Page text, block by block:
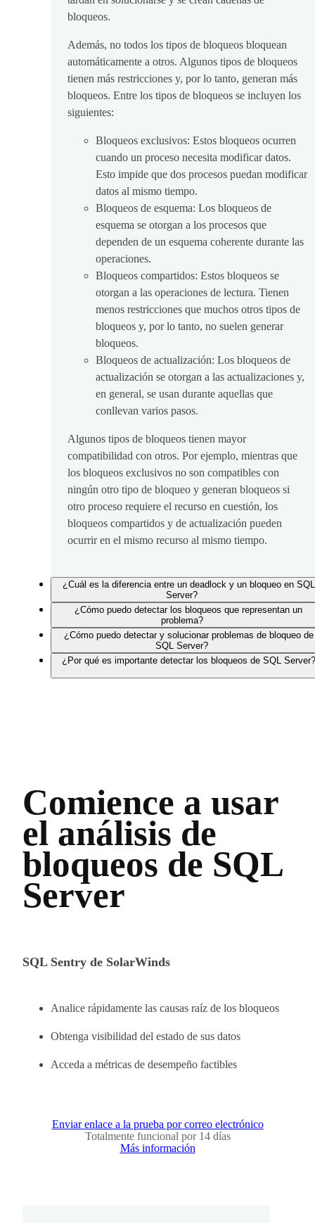
bloqueos.
Además, no todos los tipos de bloqueos bloquean
automáticamente a otros. Algunos tipos de bloqueos
tienen más restricciones y, por lo tanto, generan más
bloqueos. Entre los tipos de bloqueos se incluyen los
siguientes:
Bloqueos exclusivos: Estos bloqueos ocurren
cuando un proceso necesita modificar datos.
Esto impide que dos procesos puedan modificar
datos al mismo tiempo.
Bloqueos de esquema: Los bloqueos de
esquema se otorgan a los procesos que
dependen de un esquema coherente durante las
operaciones.
Bloqueos compartidos: Estos bloqueos se
otorgan a las operaciones de lectura. Tienen
menos restricciones que muchos otros tipos de
bloqueos y, por lo tanto, no suelen generar
bloqueos.
Bloqueos de actualización: Los bloqueos de
actualización se otorgan a las actualizaciones y,
en general, se usan durante aquellas que
conllevan varios pasos.
Algunos tipos de bloqueos tienen mayor
compatibilidad con otros. Por ejemplo, mientras que
los bloqueos exclusivos no son compatibles con
ningún otro tipo de bloqueo y generan bloqueos si
otro proceso requiere el recurso en cuestión, los
bloqueos compartidos y de actualización pueden
ocurrir en el mismo recurso al mismo tiempo.
¿Cuál es la diferencia entre un deadlock y un bloqueo en SQL
Server?
¿Cómo puedo detectar los bloqueos que representan un
problema?
¿Cómo puedo detectar y solucionar problemas de bloqueo de
SQL Server?
¿Por qué es importante detectar los bloqueos de SQL Server?
Comience a usar
el análisis de
bloqueos de SQL
Server
SQL Sentry de SolarWinds
Analice rápidamente las causas raíz de los bloqueos
Obtenga visibilidad del estado de sus datos
Acceda a métricas de desempeño factibles
Enviar enlace a la prueba por correo electrónico
Totalmente funcional por 14 días
Más información